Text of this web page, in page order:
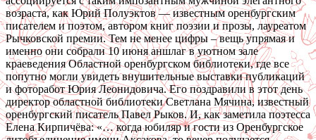
возраста, как Юрий Полуэктов — известным оренбургским
писателем и поэтом, автором книг поэзии и прозы, лауреатом
Рычковской премии. Тем не менее цифры – вещь упрямая и
именно они собрали 10 июня аншлаг в уютном зале
краеведения Областной оренбургском библиотеки, где все
попутно могли увидеть внушительные выставки публикаций
и фоторабот Юрия Леонидовича. Его поздравили в этот день
директор областной библиотеки Светлана Мячина, известный
оренбургский писатель Павел Рыков. И, как заметила поэтесса
Елена Кирпичёва: «… когда юбиляр и гости из Оренбургское